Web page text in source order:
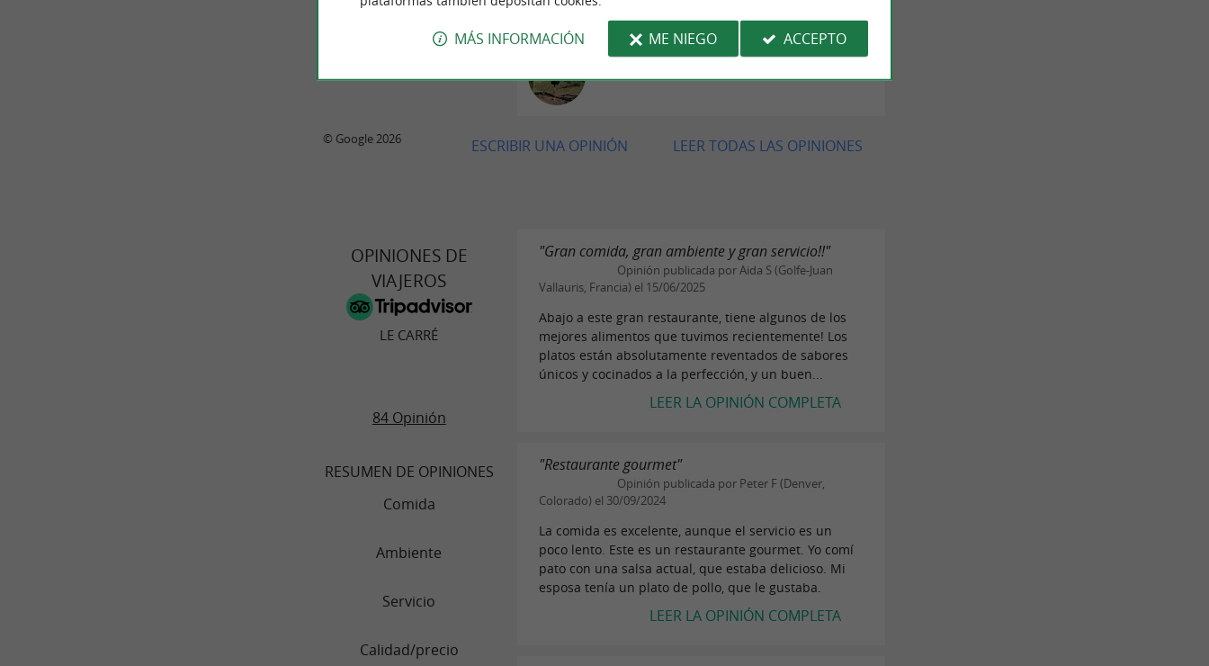
dominical si buscas algo diferente.
Opinión publicada por Cassie D el
LEER TODAS LAS OPINIONES
ESCRIBIR UNA OPINIÓN
© Google 2026
OPINIONES DE
VIAJEROS
LE CARRÉ
84 Opinión
RESUMEN DE OPINIONES
Comida
Ambiente
Servicio
Calidad/precio
"Gran comida, gran ambiente y gran servicio!!"
Opinión publicada por Aida S (Golfe-Juan
Vallauris, Francia) el 15/06/2025
Abajo a este gran restaurante, tiene algunos de los
mejores alimentos que tuvimos recientemente! Los
platos están absolutamente reventados de sabores
únicos y cocinados a la perfección, y un buen...
LEER LA OPINIÓN COMPLETA
"Restaurante gourmet"
Opinión publicada por Peter F (Denver,
Colorado) el 30/09/2024
La comida es excelente, aunque el servicio es un
poco lento. Este es un restaurante gourmet. Yo comí
pato con una salsa actual, que estaba delicioso. Mi
esposa tenía un plato de pollo, que le gustaba.
LEER LA OPINIÓN COMPLETA
MÁS INFORMACIÓN ME NIEGO ACCEPTO